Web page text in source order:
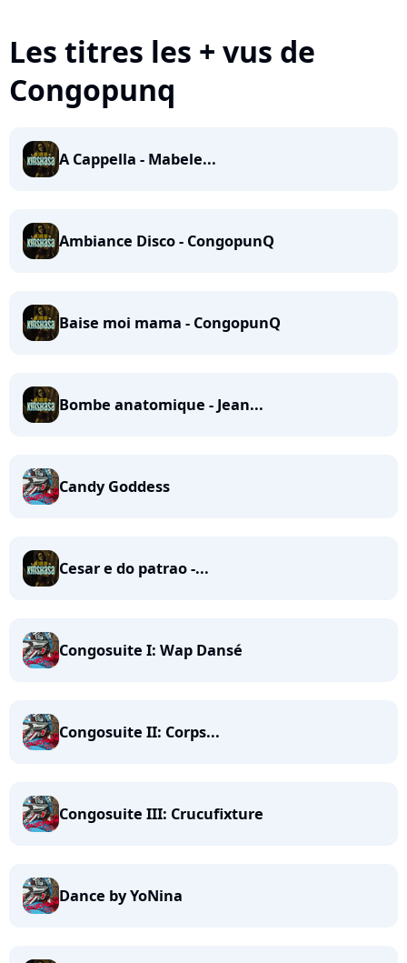
Les titres les + vus de
Congopunq
A Cappella - Mabele...
Ambiance Disco - CongopunQ
Baise moi mama - CongopunQ
Bombe anatomique - Jean...
Candy Goddess
Cesar e do patrao -...
Congosuite I: Wap Dansé
Congosuite II: Corps...
Congosuite III: Crucufixture
Dance by YoNina